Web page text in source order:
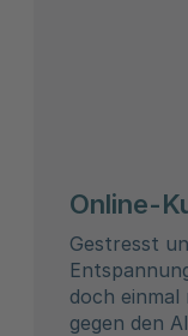
Online-
Gestresst
doch
gegen den